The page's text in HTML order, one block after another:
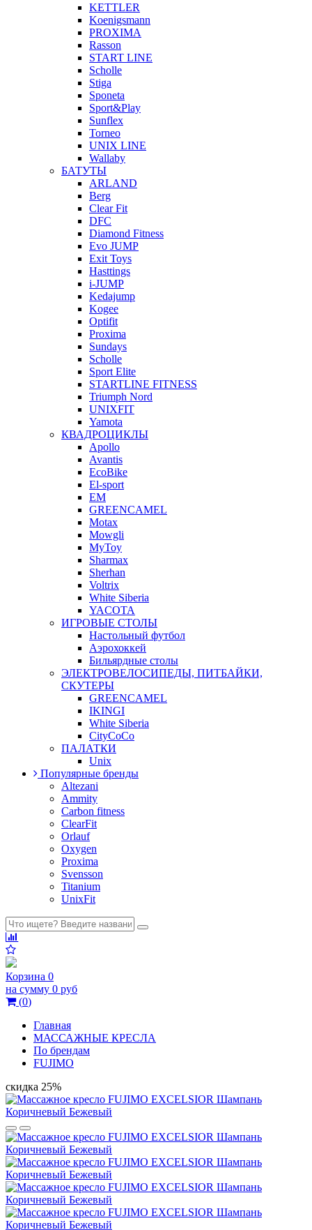
KETTLER
Koenigsmann
PROXIMA
Rasson
START LINE
Scholle
Stiga
Sponeta
Sport&Play
Sunflex
Torneo
UNIX LINE
Wallaby
БАТУТЫ
ARLAND
Berg
Clear Fit
DFC
Diamond Fitness
Evo JUMP
Exit Toys
Hasttings
i-JUMP
Kedajump
Kogee
Optifit
Proxima
Sundays
Scholle
Sport Elite
STARTLINE FITNESS
Triumph Nord
UNIXFIT
Yamota
КВАДРОЦИКЛЫ
Apollo
Avantis
EcoBike
El-sport
EM
GREENCAMEL
Motax
Mowgli
MyToy
Sharmax
Sherhan
Voltrix
White Siberia
YACOTA
ИГРОВЫЕ СТОЛЫ
Настольный футбол
Аэрохоккей
Бильярдные столы
ЭЛЕКТРОВЕЛОСИПЕДЫ, ПИТБАЙКИ,
СКУТЕРЫ
GREENCAMEL
IKINGI
White Siberia
CityCoCo
ПАЛАТКИ
Unix
Популярные бренды
Altezani
Ammity
Carbon fitness
ClearFit
Orlauf
Oxygen
Proxima
Svensson
Titanium
UnixFit
Корзина 0
на сумму 0 руб
(0)
Главная
МАССАЖНЫЕ КРЕСЛА
По брендам
FUJIMO
скидка 25%